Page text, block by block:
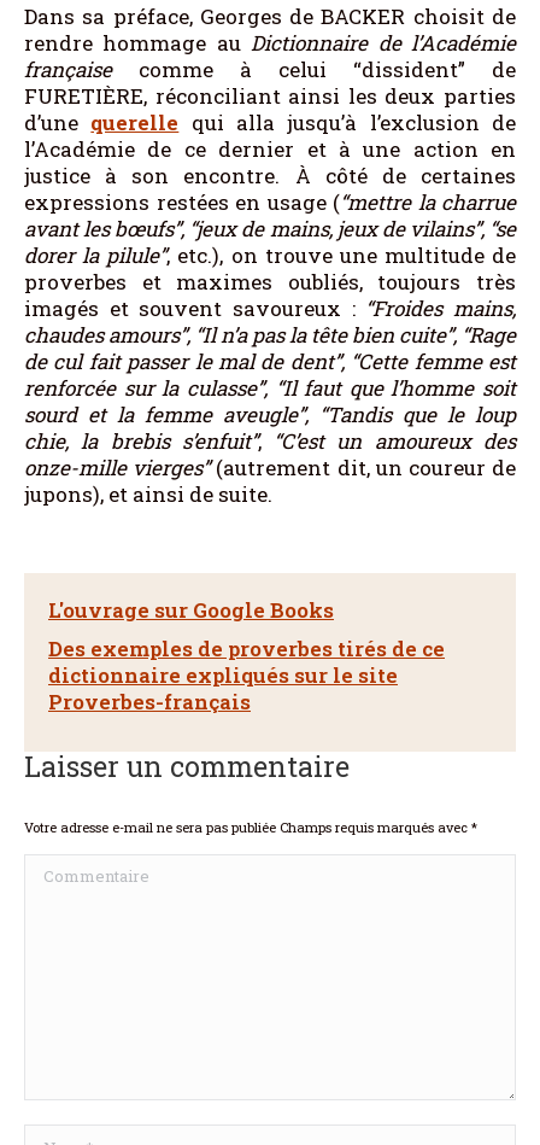
Dans sa préface, Georges de BACKER choisit de
rendre hommage auDictionnaire de l’Académie
françaisecomme à celui “dissident” de
FURETIÈRE, réconciliant ainsi les deux parties
d’une querelle qui alla jusqu’à l’exclusion de
l’Académie de ce dernier et à une action en
justice à son encontre. À côté de certaines
expressions restées en usage (“mettre la charrue
avant les bœufs”, “jeux de mains, jeux de vilains”, “se
dorer la pilule”, etc.), on trouve une multitude de
proverbes et maximes oubliés, toujours très
imagés et souvent savoureux : “Froides mains,
chaudes amours”, “Il n’a pas la tête bien cuite”, “Rage
de cul fait passer le mal de dent”, “Cette femme est
renforcée sur la culasse”, “Il faut que l’homme soit
sourd et la femme aveugle”, “Tandis que le loup
chie, la brebis s’enfuit”, “C’est un amoureux des
onze-mille vierges”(autrement dit, un coureur de
jupons), et ainsi de suite.
L'ouvrage sur Google Books
Des exemples de proverbes tirés de ce
dictionnaire expliqués sur le site
Proverbes-français
Laisser un commentaire
Votre adresse e-mail ne sera pas publiée Champs requis marqués avec *
Commentaire
Nom *